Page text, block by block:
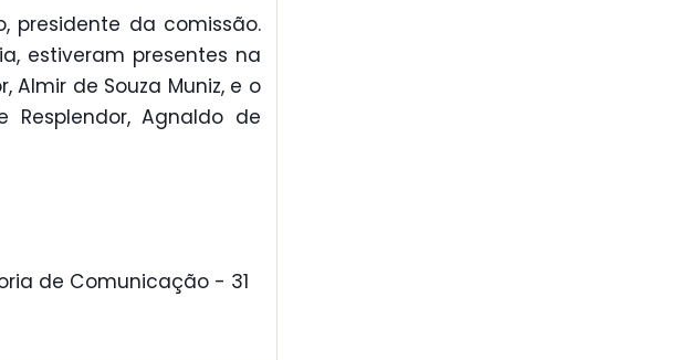
presidente da comissão.
estiveram presentes na
Almir de Souza Muniz, e o
Agnaldo de
de Comunicação - 31